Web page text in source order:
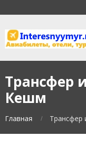
Трансфер
Кешм
Главная Трансфер